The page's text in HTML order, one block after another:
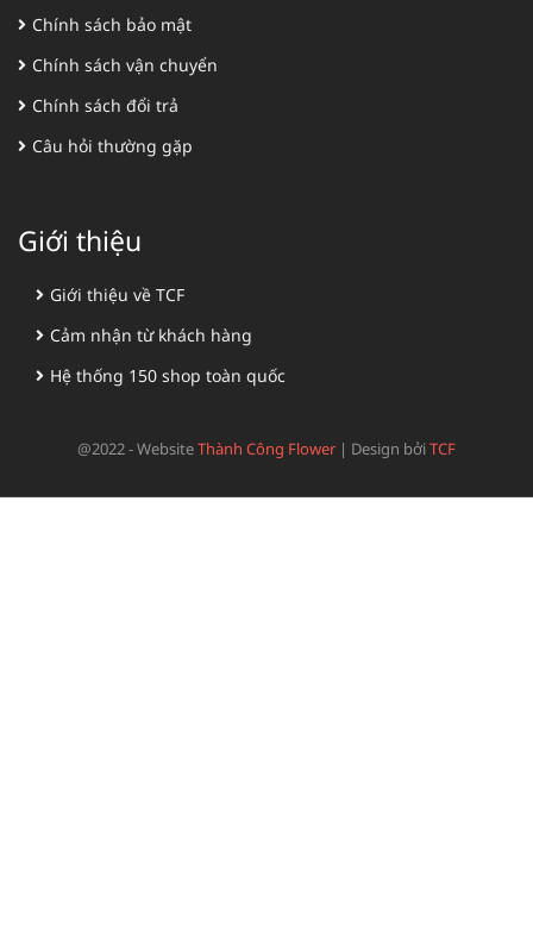
Chính sách bảo mật
Chính sách vận chuyển
Chính sách đổi trả
Câu hỏi thường gặp
Giới thiệu
Giới thiệu về TCF
Cảm nhận từ khách hàng
Hệ thống 150 shop toàn quốc
@2022 - WebsiteThành Công Flower | Design bởiTCF